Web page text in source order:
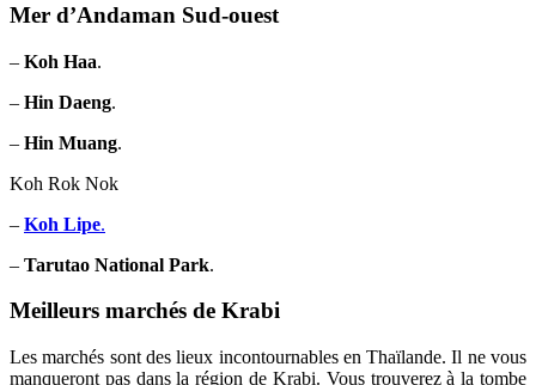
Mer d’Andaman Sud-ouest
– Koh Haa.
– Hin Daeng.
– Hin Muang.
Koh Rok Nok
– Koh Lipe.
– Tarutao National Park.
Meilleurs marchés de Krabi
Les marchés sont des lieux incontournables en Thaïlande. Il ne vous
manqueront pas dans la région de Krabi. Vous trouverez à la tombe